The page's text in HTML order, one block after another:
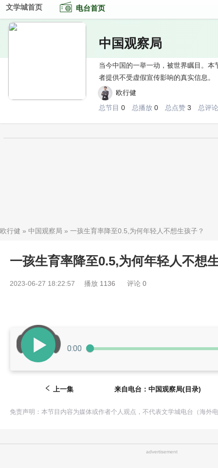
文学城首页 电台首页
src="/upload/album/f9/c7/e1/e84f3f502267wbeUgs4E_120_120.jpg?
欧行健
中国观察局
当今中国的一举一动，被世界瞩目。
者提供不受虚假宣传影响的真实信息。
总节目 0 总播放 0 总点赞 3 总评论
欧行健 » 中国观察局 » 一孩生育率降至0.5,为何年轻人不想生孩子？
一孩生育率降至0.5,为何年轻人不想
2023-06-27 18:22:57 播放 1136 评论 0
0:00
Facebook twitter
上一集 来自电台： 中国观察局(目录)
免责声明：本节目内容为媒体或作者个人观点，不代表文学城电台（海外
advertisement